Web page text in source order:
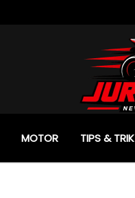
MOTOR TIPS & TRIK